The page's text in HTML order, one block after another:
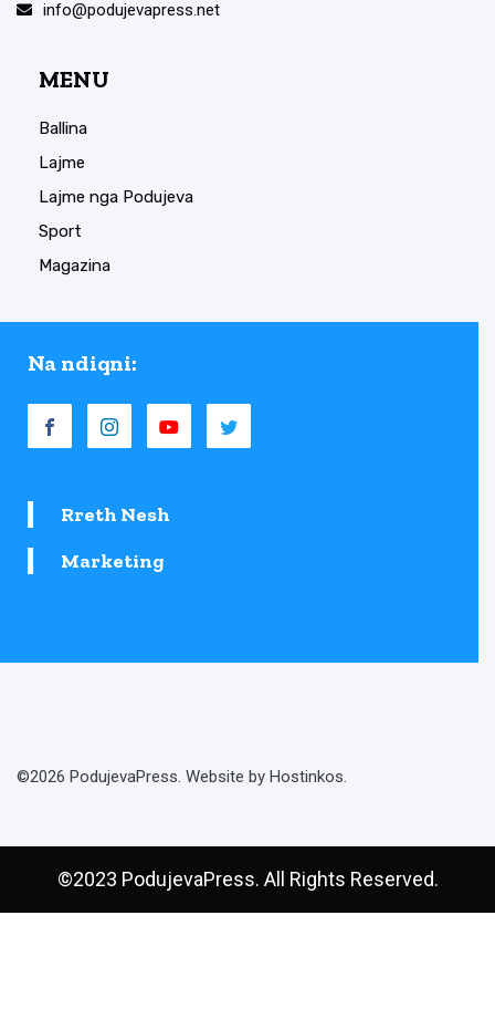
info@podujevapress.net
MENU
Ballina
Lajme
Lajme nga Podujeva
Sport
Magazina
Na ndiqni:
Rreth Nesh
Marketing
©2026 PodujevaPress. Website by Hostinkos.
©2023 PodujevaPress. All Rights Reserved.